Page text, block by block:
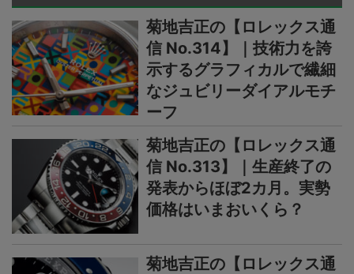
菊地吉正の【ロレックス通
信 No.314】｜技術力を誇
示するグラフィカルで繊細
なジュビリーダイアルモチ
ーフ
菊地吉正の【ロレックス通
信 No.313】｜生産終了の
発表からほぼ2カ月。実勢
価格はいまおいくら？
菊地吉正の【ロレックス通